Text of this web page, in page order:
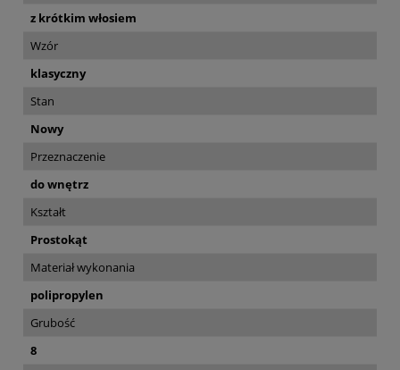
z krótkim włosiem
Wzór
klasyczny
Stan
Nowy
Przeznaczenie
do wnętrz
Kształt
Prostokąt
Materiał wykonania
polipropylen
Grubość
8